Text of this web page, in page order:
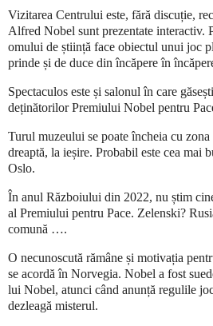
Vizitarea Centrului este, fără discuție,
Alfred Nobel sunt prezentate interactiv.
omului de știință face obiectul unui joc
prinde și de duce din încăpere în
Spectaculos este și salonul în care
deținătorilor Premiului Nobel pentru
Turul muzeului se poate încheia cu
dreaptă, la ieșire. Probabil este cea mai
Oslo.
În anul Războiului din 2022, nu știm
al Premiului pentru Pace. Zelenski?
comună ….
O necunoscută rămâne și motivația
se acordă în Norvegia. Nobel a fost
lui Nobel, atunci când anunță regulile
dezleagă misterul.